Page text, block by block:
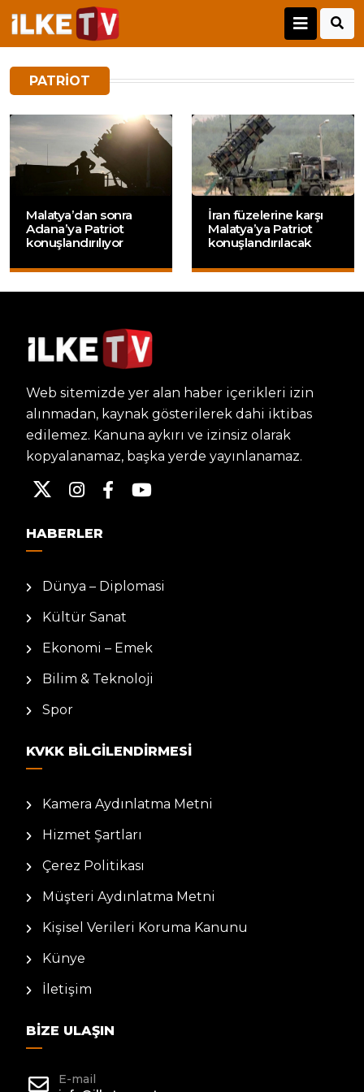
PATRIOT
Malatya’dan sonra
Adana’ya Patriot
konuşlandırılıyor
İran füzelerine karşı
Malatya’ya Patriot
konuşlandırılacak
Web sitemizde yer alan haber içerikleri izin
alınmadan, kaynak gösterilerek dahi iktibas
edilemez. Kanuna aykırı ve izinsiz olarak
kopyalanamaz, başka yerde yayınlanamaz.
HABERLER
Dünya – Diplomasi
Kültür Sanat
Ekonomi – Emek
Bilim & Teknoloji
Spor
KVKK BILGILENDIRMESI
Kamera Aydınlatma Metni
Hizmet Şartları
Çerez Politikası
Müşteri Aydınlatma Metni
Kişisel Verileri Koruma Kanunu
Künye
İletişim
BIZE ULAŞIN
E-mail